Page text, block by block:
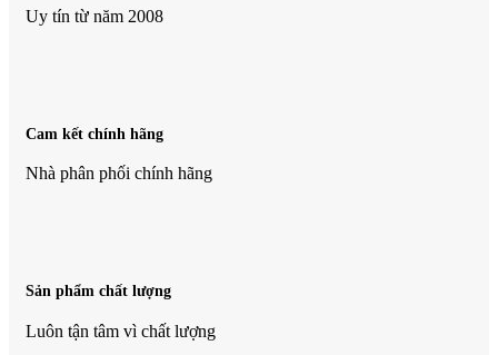
Uy tín từ năm 2008
Cam kết chính hãng
Nhà phân phối chính hãng
Sản phẩm chất lượng
Luôn tận tâm vì chất lượng